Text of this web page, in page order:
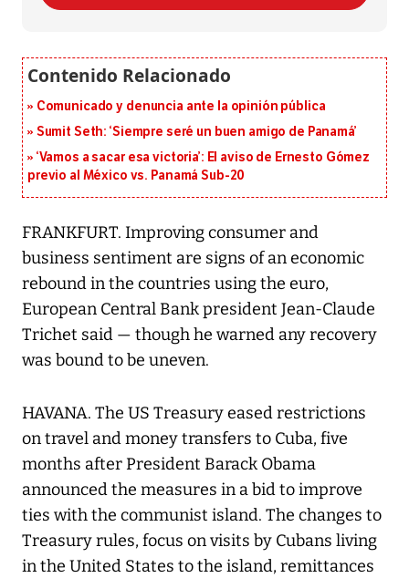
Comunicado y denuncia ante la opinión pública
Sumit Seth: ‘Siempre seré un buen amigo de Panamá’
‘Vamos a sacar esa victoria’: El aviso de Ernesto Gómez
previo al México vs. Panamá Sub-20
FRANKFURT. Improving consumer and
business sentiment are signs of an economic
rebound in the countries using the euro,
European Central Bank president Jean-Claude
Trichet said — though he warned any recovery
was bound to be uneven.
HAVANA. The US Treasury eased restrictions
on travel and money transfers to Cuba, five
months after President Barack Obama
announced the measures in a bid to improve
ties with the communist island. The changes to
Treasury rules, focus on visits by Cubans living
in the United States to the island, remittances